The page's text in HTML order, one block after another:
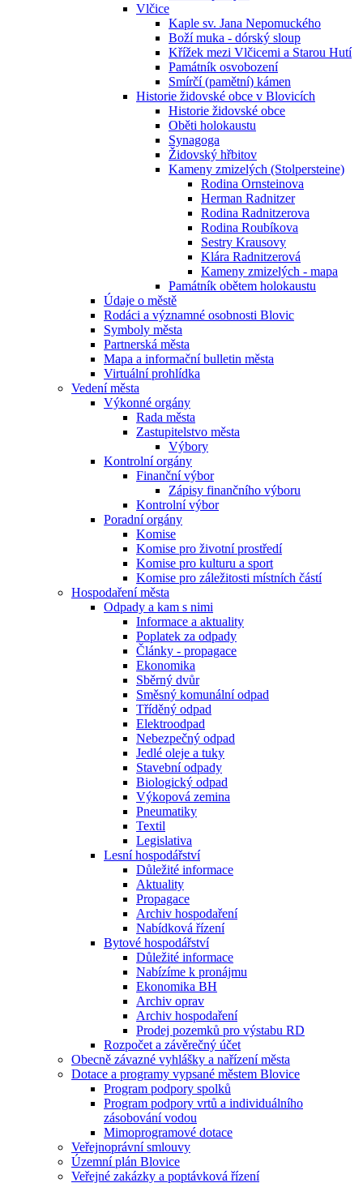
Vlčice
Kaple sv. Jana Nepomuckého
Boží muka - dórský sloup
Křížek mezi Vlčicemi a Starou Hutí
Památník osvobození
Smírčí (pamětní) kámen
Historie židovské obce v Blovicích
Historie židovské obce
Oběti holokaustu
Synagoga
Židovský hřbitov
Kameny zmizelých (Stolpersteine)
Rodina Ornsteinova
Herman Radnitzer
Rodina Radnitzerova
Rodina Roubíkova
Sestry Krausovy
Klára Radnitzerová
Kameny zmizelých - mapa
Památník obětem holokaustu
Údaje o městě
Rodáci a významné osobnosti Blovic
Symboly města
Partnerská města
Mapa a informační bulletin města
Virtuální prohlídka
Vedení města
Výkonné orgány
Rada města
Zastupitelstvo města
Výbory
Kontrolní orgány
Finanční výbor
Zápisy finančního výboru
Kontrolní výbor
Poradní orgány
Komise
Komise pro životní prostředí
Komise pro kulturu a sport
Komise pro záležitosti místních částí
Hospodaření města
Odpady a kam s nimi
Informace a aktuality
Poplatek za odpady
Články - propagace
Ekonomika
Sběrný dvůr
Směsný komunální odpad
Tříděný odpad
Elektroodpad
Nebezpečný odpad
Jedlé oleje a tuky
Stavební odpady
Biologický odpad
Výkopová zemina
Pneumatiky
Textil
Legislativa
Lesní hospodářství
Důležité informace
Aktuality
Propagace
Archiv hospodaření
Nabídková řízení
Bytové hospodářství
Důležité informace
Nabízíme k pronájmu
Ekonomika BH
Archiv oprav
Archiv hospodaření
Prodej pozemků pro výstabu RD
Rozpočet a závěrečný účet
Obecně závazné vyhlášky a nařízení města
Dotace a programy vypsané městem Blovice
Program podpory spolků
Program podpory vrtů a individuálního
zásobování vodou
Mimoprogramové dotace
Veřejnoprávní smlouvy
Územní plán Blovice
Veřejné zakázky a poptávková řízení